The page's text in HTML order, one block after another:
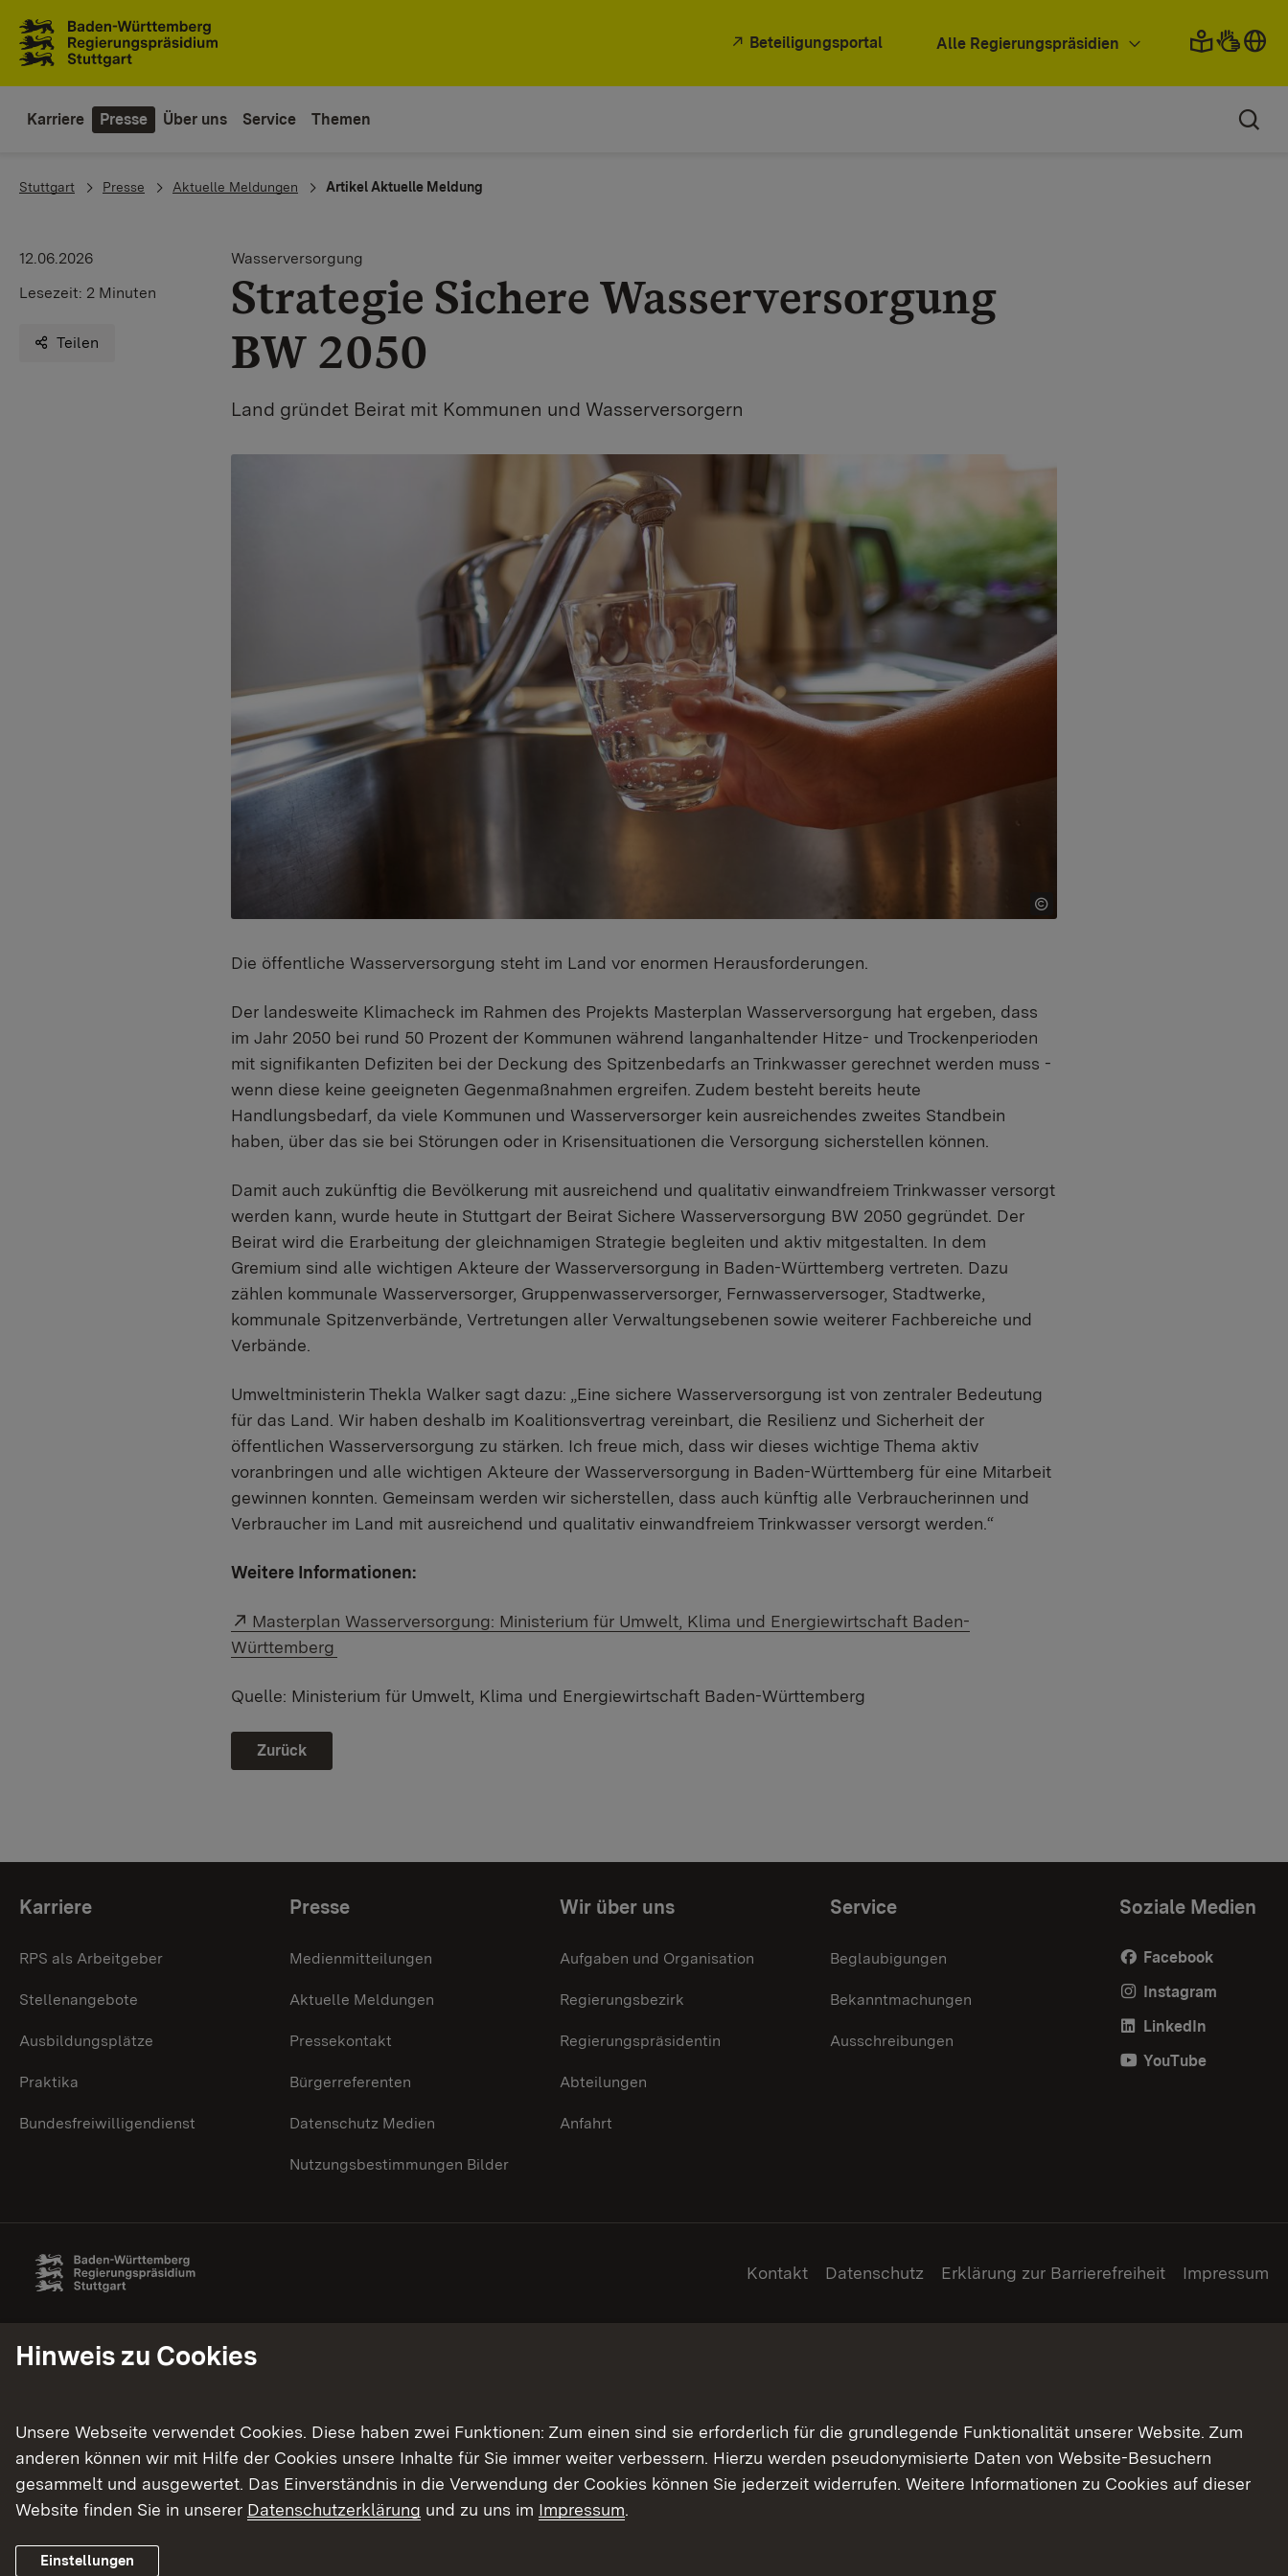
Beteiligungsportal Alle Regierungspräsidien
Karriere Presse Über uns Service Themen
You are here:
Stuttgart Presse Aktuelle Meldungen Artikel Aktuelle Meldung
12.06.2026
Lesezeit: 2 Minuten
Teilen
Wasserversorgung
Strategie Sichere Wasserversorgung
BW 2050
Land gründet Beirat mit Kommunen und Wasserversorgern
Die öffentliche Wasserversorgung steht im Land vor enormen Herausforderungen.
Der landesweite Klimacheck im Rahmen des Projekts Masterplan Wasserversorgung hat ergeben, dass
im Jahr 2050 bei rund 50 Prozent der Kommunen während langanhaltender Hitze- und Trockenperioden
mit signifikanten Defiziten bei der Deckung des Spitzenbedarfs an Trinkwasser gerechnet werden muss -
wenn diese keine geeigneten Gegenmaßnahmen ergreifen. Zudem besteht bereits heute
Handlungsbedarf, da viele Kommunen und Wasserversorger kein ausreichendes zweites Standbein
haben, über das sie bei Störungen oder in Krisensituationen die Versorgung sicherstellen können.
Damit auch zukünftig die Bevölkerung mit ausreichend und qualitativ einwandfreiem Trinkwasser versorgt
werden kann, wurde heute in Stuttgart der Beirat Sichere Wasserversorgung BW 2050 gegründet. Der
Beirat wird die Erarbeitung der gleichnamigen Strategie begleiten und aktiv mitgestalten. In dem
Gremium sind alle wichtigen Akteure der Wasserversorgung in Baden-Württemberg vertreten. Dazu
zählen kommunale Wasserversorger, Gruppenwasserversorger, Fernwasserversoger, Stadtwerke,
kommunale Spitzenverbände, Vertretungen aller Verwaltungsebenen sowie weiterer Fachbereiche und
Verbände.
Umweltministerin Thekla Walker sagt dazu: „Eine sichere Wasserversorgung ist von zentraler Bedeutung
für das Land. Wir haben deshalb im Koalitionsvertrag vereinbart, die Resilienz und Sicherheit der
öffentlichen Wasserversorgung zu stärken. Ich freue mich, dass wir dieses wichtige Thema aktiv
voranbringen und alle wichtigen Akteure der Wasserversorgung in Baden-Württemberg für eine Mitarbeit
gewinnen konnten. Gemeinsam werden wir sicherstellen, dass auch künftig alle Verbraucherinnen und
Verbraucher im Land mit ausreichend und qualitativ einwandfreiem Trinkwasser versorgt werden.“
Weitere Informationen:
Externer Link:
Masterplan Wasserversorgung: Ministerium für Umwelt, Klima und Energiewirtschaft Baden-
Württemberg
Quelle: Ministerium für Umwelt, Klima und Energiewirtschaft Baden-Württemberg
Zurück
Themenübersicht
Karriere
RPS als Arbeitgeber
Stellenangebote
Ausbildungsplätze
Praktika
Bundesfreiwilligendienst
Presse
Medienmitteilungen
Aktuelle Meldungen
Pressekontakt
Bürgerreferenten
Datenschutz Medien
Nutzungsbestimmungen Bilder
Wir über uns
Aufgaben und Organisation
Regierungsbezirk
Regierungspräsidentin
Abteilungen
Anfahrt
Service
Beglaubigungen
Bekanntmachungen
Ausschreibungen
Soziale Medien
Facebook
Instagram
LinkedIn
YouTube
Kontakt Datenschutz Erklärung zur Barrierefreiheit Impressum
Hinweis zu Cookies
Unsere Webseite verwendet Cookies. Diese haben zwei Funktionen: Zum einen sind sie erforderlich für die grundlegende Funktionalität unserer Website. Zum
anderen können wir mit Hilfe der Cookies unsere Inhalte für Sie immer weiter verbessern. Hierzu werden pseudonymisierte Daten von Website-Besuchern
gesammelt und ausgewertet. Das Einverständnis in die Verwendung der Cookies können Sie jederzeit widerrufen. Weitere Informationen zu Cookies auf dieser
Website finden Sie in unserer Datenschutzerklärung und zu uns im Impressum.
Einstellungen